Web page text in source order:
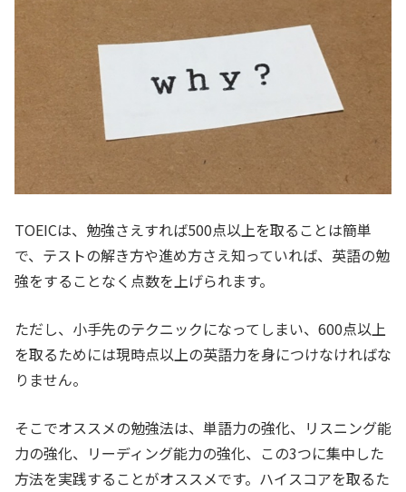
TOEICは、勉強さえすれば500点以上を取ることは簡単
で、テストの解き方や進め方さえ知っていれば、英語の勉
強をすることなく点数を上げられます。
ただし、小手先のテクニックになってしまい、600点以上
を取るためには現時点以上の英語力を身につけなければな
りません。
そこでオススメの勉強法は、単語力の強化、リスニング能
力の強化、リーディング能力の強化、この3つに集中した
方法を実践することがオススメです。ハイスコアを取るた